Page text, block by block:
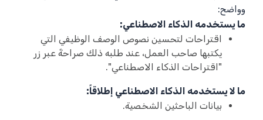
وواضح:
ما يستخدمه الذكاء الاصطناعي:
اقتراحات لتحسين نصوص الوصف الوظيفي التي
يكتبها صاحب العمل، عند طلبه ذلك صراحةً عبر زر
"اقتراحات الذكاء الاصطناعي".
ما لا يستخدمه الذكاء الاصطناعي إطلاقاً:
بيانات الباحثين الشخصية.